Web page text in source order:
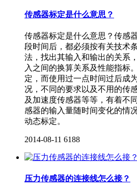
传感器标定是什么意思？
传感器标定是什么意思？传感
段时间后，都必须按有关技术
法，找出其输入和输出的关系
入之间的换算关系及性能指标
定，而使用过一点时间过后成
况，不同的要求以及不用的传
及加速度传感器等等，有着不
感器的输入量随时间变化的情
动态标定。
2014-08-11 6188
压力传感器的连接线怎么接？